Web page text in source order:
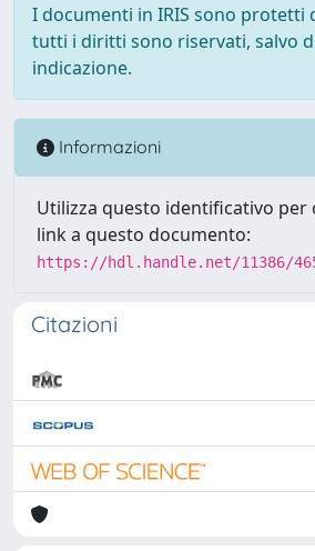
I documenti in IRIS sono protetti
tutti i diritti sono riservati, salvo
indicazione.
Informazioni
Utilizza questo identificativo per
link a questo documento:
https://hdl.handle.net/11386/
Citazioni